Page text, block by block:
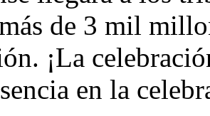
de 3 mil
¡La
en la